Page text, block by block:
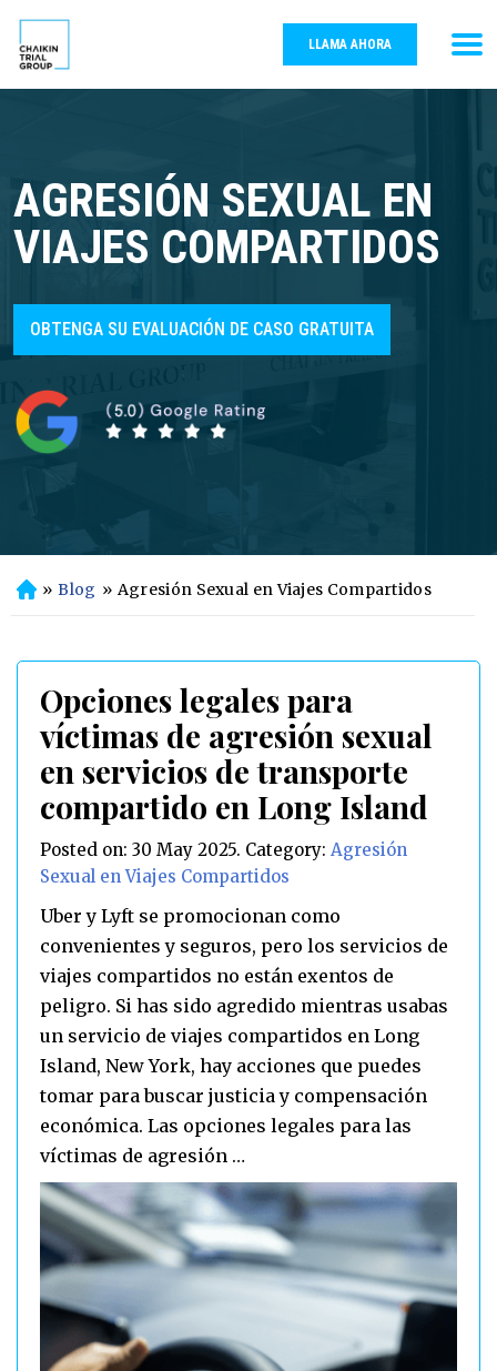
LLAMA AHORA
AGRESIÓN SEXUAL EN
VIAJES COMPARTIDOS
OBTENGA SU EVALUACIÓN DE CASO GRATUITA
In » Blog » Agresión Sexual en Viajes Compartidos
Opciones legales para
víctimas de agresión sexual
en servicios de transporte
compartido en Long Island
Posted on: 30 May 2025. Category: Agresión
Sexual en Viajes Compartidos
Uber y Lyft se promocionan como
convenientes y seguros, pero los servicios de
viajes compartidos no están exentos de
peligro. Si has sido agredido mientras usabas
un servicio de viajes compartidos en Long
Island, New York, hay acciones que puedes
tomar para buscar justicia y compensación
económica. Las opciones legales para las
víctimas de agresión …